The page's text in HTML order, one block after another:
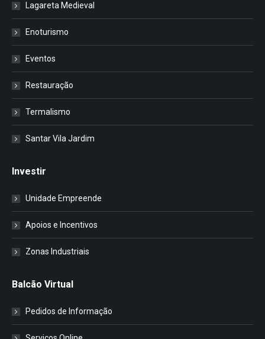
Lagareta Medieval
Enoturismo
Eventos
Restauração
Termalismo
Santar Vila Jardim
Investir
Unidade Empreende
Apoios e Incentivos
Zonas Industriais
Balcão Virtual
Pedidos de Informação